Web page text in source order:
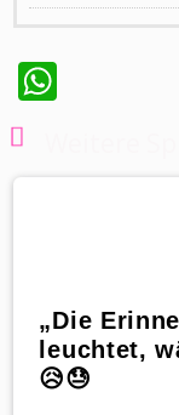
„Die
leuchtet,
😥😓